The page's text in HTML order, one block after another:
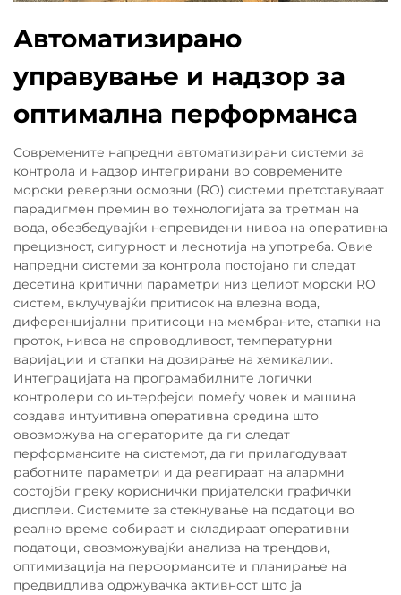
Автоматизирано
управување и надзор за
оптимална перформанса
Современите напредни автоматизирани системи за
контрола и надзор интегрирани во современите
морски реверзни осмозни (RO) системи претставуваат
парадигмен премин во технологијата за третман на
вода, обезбедувајќи непревидени нивоа на оперативна
прецизност, сигурност и леснотија на употреба. Овие
напредни системи за контрола постојано ги следат
десетина критични параметри низ целиот морски RO
систем, вклучувајќи притисок на влезна вода,
диференцијални притисоци на мембраните, стапки на
проток, нивоа на спроводливост, температурни
варијации и стапки на дозирање на хемикалии.
Интеграцијата на програмабилните логички
контролери со интерфејси помеѓу човек и машина
создава интуитивна оперативна средина што
овозможува на операторите да ги следат
перформансите на системот, да ги прилагодуваат
работните параметри и да реагираат на алармни
состојби преку кориснички пријателски графички
дисплеи. Системите за стекнување на податоци во
реално време собираат и складираат оперативни
податоци, овозможувајќи анализа на трендови,
оптимизација на перформансите и планирање на
предвидлива одржувачка активност што ја